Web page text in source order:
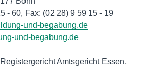
- 60, Fax: (02 28) 9 59 15 - 19
und-begabung.de
und-begabung.de
Amtsgericht Essen,